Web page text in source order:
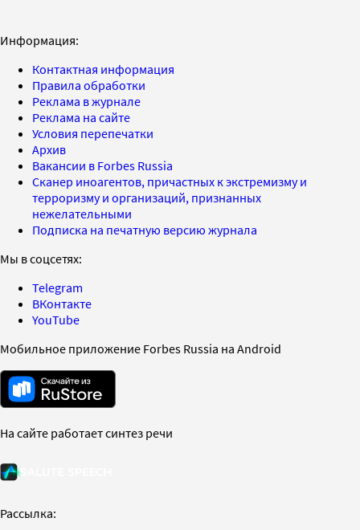
Информация:
Контактная информация
Правила обработки
Реклама в журнале
Реклама на сайте
Условия перепечатки
Архив
Вакансии в Forbes Russia
Сканер иноагентов, причастных к экстремизму и
терроризму и организаций, признанных
нежелательными
Подписка на печатную версию журнала
Мы в соцсетях:
Telegram
ВКонтакте
YouTube
Мобильное приложение Forbes Russia на Android
На сайте работает синтез речи
Рассылка: